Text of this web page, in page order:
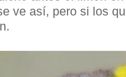
ve así, pero si los